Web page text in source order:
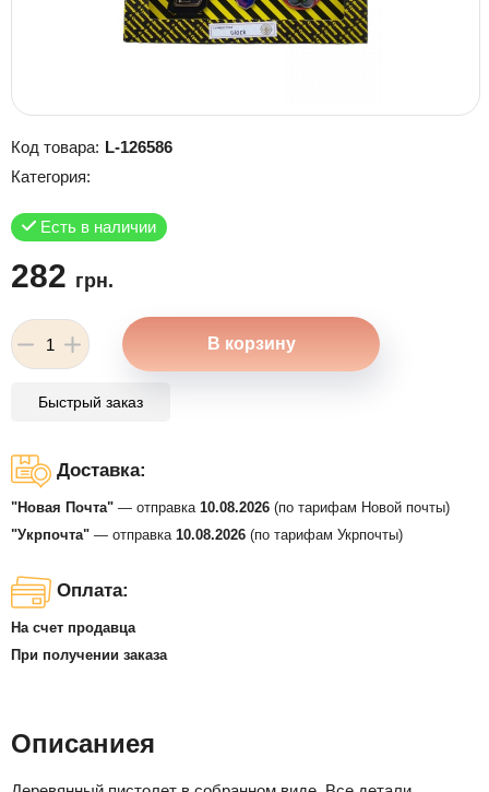
Код товара: L-126586
Категория:
Есть в наличии
282 грн.
Быстрый заказ
Доставка:
"Новая Почта" — отправка 10.08.2026 (по тарифам Новой почты)
"Укрпочта" — отправка 10.08.2026 (по тарифам Укрпочты)
Оплата:
На счет продавца
При получении заказа
Описаниея